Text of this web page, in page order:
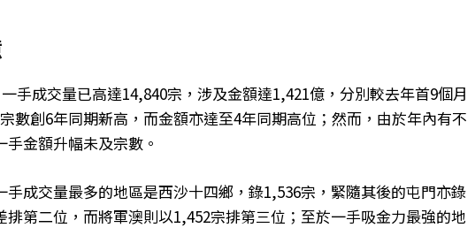
手成交量已高達14,840宗，涉及金額達1,421億，分別較去年首9個月
數創6年同期新高，而金額亦達至4年同期高位；然而，由於年內有不
金額升幅未及宗數。
手成交量最多的地區是西沙十四鄉，錄1,536宗，緊隨其後的屯門亦錄
排第二位，而將軍澳則以1,452宗排第三位；至於一手吸金力最強的地